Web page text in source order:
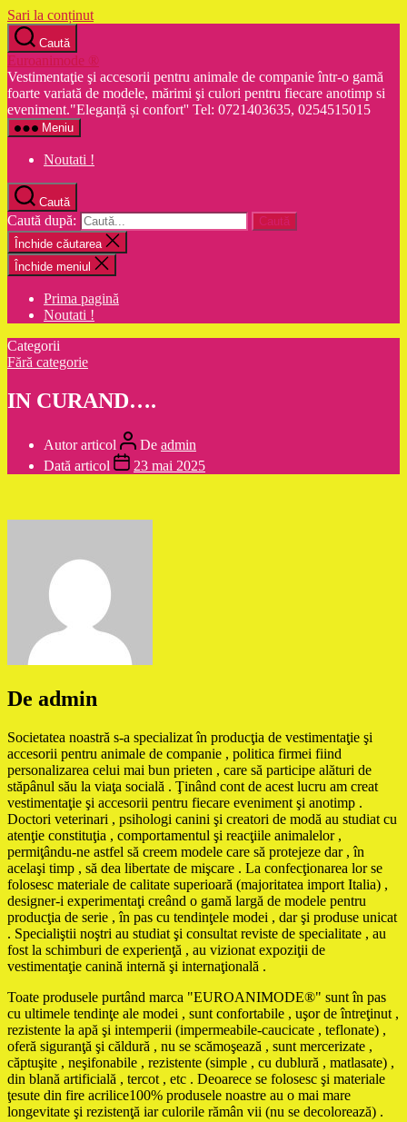
Sari la conținut
Caută
Euroanimode ®
Vestimentaţie şi accesorii pentru animale de companie într-o gamă
foarte variată de modele, mărimi şi culori pentru fiecare anotimp si
eveniment."Eleganță și confort'' Tel: 0721403635, 0254515015
Meniu
Noutati !
Caută
Caută după:
Închide căutarea
Închide meniul
Prima pagină
Noutati !
Categorii
Fără categorie
IN CURAND….
Autor articol De admin
Dată articol
23 mai 2025
De admin
Societatea noastră s-a specializat în producţia de vestimentaţie şi
accesorii pentru animale de companie , politica firmei fiind
personalizarea celui mai bun prieten , care să participe alături de
stăpânul său la viaţa socială . Ţinând cont de acest lucru am creat
vestimentaţie şi accesorii pentru fiecare eveniment şi anotimp .
Doctori veterinari , psihologi canini şi creatori de modă au studiat cu
atenţie constituţia , comportamentul şi reacţiile animalelor ,
permiţându-ne astfel să creem modele care să protejeze dar , în
acelaşi timp , să dea libertate de mişcare . La confecţionarea lor se
folosesc materiale de calitate superioară (majoritatea import Italia) ,
designer-i experimentaţi creând o gamă largă de modele pentru
producţia de serie , în pas cu tendinţele modei , dar şi produse unicat
. Specialiştii noştri au studiat şi consultat reviste de specialitate , au
fost la schimburi de experienţă , au vizionat expoziţii de
vestimentaţie canină internă şi internaţională .
Toate produsele purtând marca "EUROANIMODE®" sunt în pas
cu ultimele tendinţe ale modei , sunt confortabile , uşor de întreţinut ,
rezistente la apă şi intemperii (impermeabile-caucicate , teflonate) ,
oferă siguranţă şi căldură , nu se scămoşează , sunt mercerizate ,
căptuşite , neşifonabile , rezistente (simple , cu dublură , matlasate) ,
din blană artificială , tercot , etc . Deoarece se folosesc şi materiale
ţesute din fire acrilice100% produsele noastre au o mai mare
longevitate şi rezistenţă iar culorile rămân vii (nu se decolorează) .